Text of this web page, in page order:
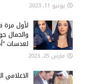
يونيو 11, 2023
لأول مرة
والجمال
لعدسات
مارس 25, 2023
الاعلامي